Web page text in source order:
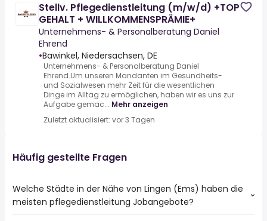
Stellv. Pflegedienstleitung (m/w/d) +TOP
GEHALT + WILLKOMMENSPRÄMIE+
Unternehmens- & Personalberatung Daniel
Ehrend
•Bawinkel, Niedersachsen, DE
Unternehmens- & Personalberatung Daniel
Ehrend.Um unseren Mandanten im Gesundheits-
und Sozialwesen mehr Zeit für die wesentlichen
Dinge im Alltag zu ermöglichen, haben wir es uns zur
Aufgabe gemac... Mehr anzeigen
Zuletzt aktualisiert: vor 3 Tagen
Häufig gestellte Fragen
Welche Städte in der Nähe von Lingen (Ems) haben die
meisten pflegedienstleitung Jobangebote?